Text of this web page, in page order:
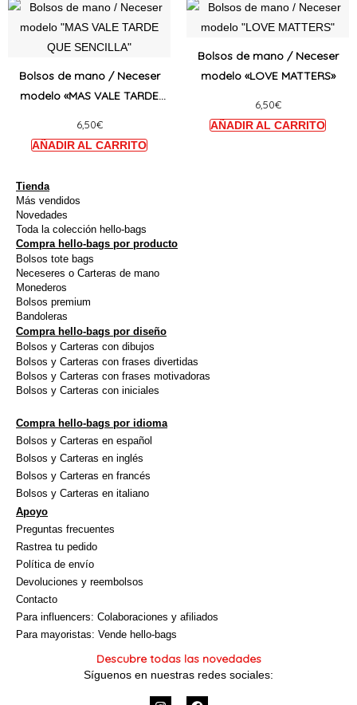
elegir
en
página
de
elegir
en
la
Bolsos de mano / Neceser
modelo «MAS VALE TARDE
6,50€
Este
producto
página
Bolsos de mano / Neceser
modelo «LOVE MATTERS»
6,50€
Este
Tienda
Más vendidos
Novedades
Toda la colección hello-bags
Compra hello-bags por producto
Bolsos tote bags
Neceseres o Carteras de mano
Monederos
Bolsos premium
Bandoleras
Compra hello-bags por diseño
Bolsos y Carteras con dibujos
Bolsos y Carteras con frases divertidas
Bolsos y Carteras con frases motivadoras
Bolsos y Carteras con iniciales
Compra hello-bags por idioma
Bolsos y Carteras en español
Bolsos y Carteras en inglés
Bolsos y Carteras en francés
Bolsos y Carteras en italiano
Apoyo
Preguntas frecuentes
Rastrea tu pedido
Política de envío
Devoluciones y reembolsos
Contacto
Para influencers: Colaboraciones y afiliados
Para mayoristas: Vende hello-bags
Descubre todas las novedades
Síguenos en nuestras redes sociales:
I F